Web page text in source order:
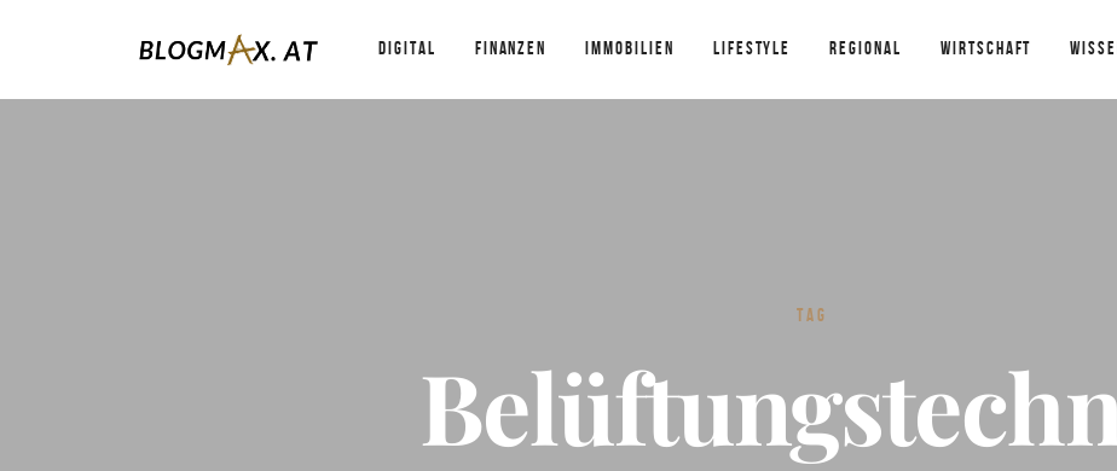
DIGITAL FINANZEN IMMOBILIEN LIFESTYLE REGIONAL WIRTSCHAFT
TAG